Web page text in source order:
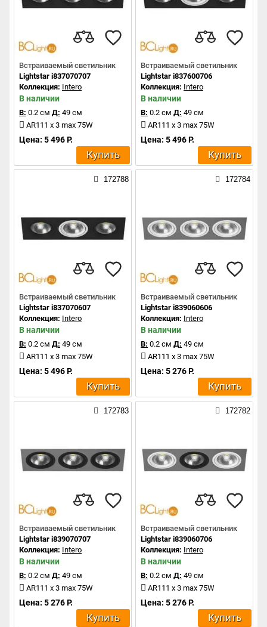
Встраиваемый светильник
Lightstar i837070707
Коллекция: Intero
В наличии
В: 0.2 см Д: 49 см
AR111 x 3 max 75W
Цена: 5 496 Р.
Купить
Встраиваемый светильник
Lightstar i837600706
Коллекция: Intero
В наличии
В: 0.2 см Д: 49 см
AR111 x 3 max 75W
Цена: 5 496 Р.
Купить
172788
Встраиваемый светильник
Lightstar i837070607
Коллекция: Intero
В наличии
В: 0.2 см Д: 49 см
AR111 x 3 max 75W
Цена: 5 496 Р.
Купить
172784
Встраиваемый светильник
Lightstar i839060606
Коллекция: Intero
В наличии
В: 0.2 см Д: 49 см
AR111 x 3 max 75W
Цена: 5 276 Р.
Купить
172783
Встраиваемый светильник
Lightstar i839070707
Коллекция: Intero
В наличии
В: 0.2 см Д: 49 см
AR111 x 3 max 75W
Цена: 5 276 Р.
Купить
172782
Встраиваемый светильник
Lightstar i839060706
Коллекция: Intero
В наличии
В: 0.2 см Д: 49 см
AR111 x 3 max 75W
Цена: 5 276 Р.
Купить